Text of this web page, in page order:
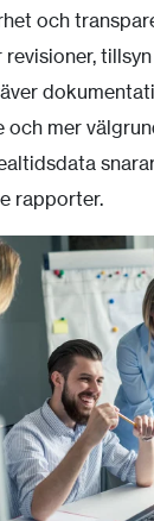
och
och mer
rapporter.